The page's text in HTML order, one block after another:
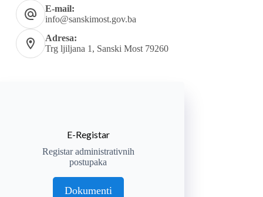
E-mail:
info@sanskimost.gov.ba
Adresa:
Trg ljiljana 1, Sanski Most 79260
E-Registar
Registar administrativnih
postupaka
Dokumenti